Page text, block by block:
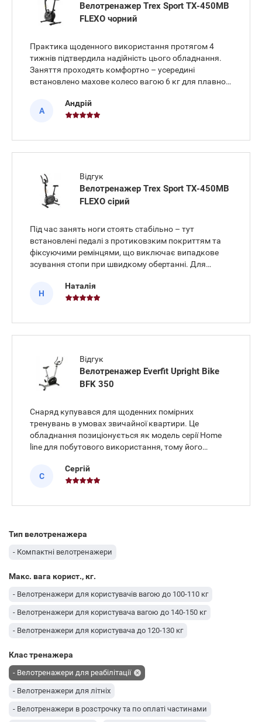
Велотренажер Trex Sport TX-450MB
FLEXO чорний
Практика щоденного використання протягом 4
тижнів підтвердила надійність цього обладнання.
Заняття проходять комфортно – усередині
встановлено махове колесо вагою 6 кг для плавної
відчувають занадто сильного напруження.
Велотренажер Trex Sport TX-450MB
А
Андрій
Відгук
Велотренажер Trex Sport TX-450MB
FLEXO сірий
Під час занять ноги стоять стабільно – тут
встановлені педалі з протиковзким покриттям та
фіксуючими ремінцями, що виключає випадкове
зсування стопи при швидкому обертанні. Для
навантаження використовую сенсори вимірювання
пульсу на кермі, які відразу виводять
Н
Наталія
Відгук
Велотренажер Everfit Upright Bike
BFK 350
Снаряд купувався для щоденних помірних
тренувань в умовах звичайної квартири. Це
обладнання позиціонується як модель серії Home
line для побутового використання, тому його
звичайні домашні потреби. Купив тут Everfit Upright
Bike BFK 350 і за два тижні р
С
Сергій
Тип велотренажера
- Компактні велотренажери
Макс. вага корист., кг.
- Велотренажери для користувачів вагою до 100-110 кг
- Велотренажери для користувача вагою до 140-150 кг
- Велотренажери для користувача до 120-130 кг
Клас тренажера
- Велотренажери для реабілітації
- Велотренажери для літніх
- Велотренажери в розстрочку та по оплаті частинами